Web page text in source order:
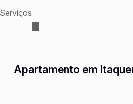
Serviços
Apartamento em